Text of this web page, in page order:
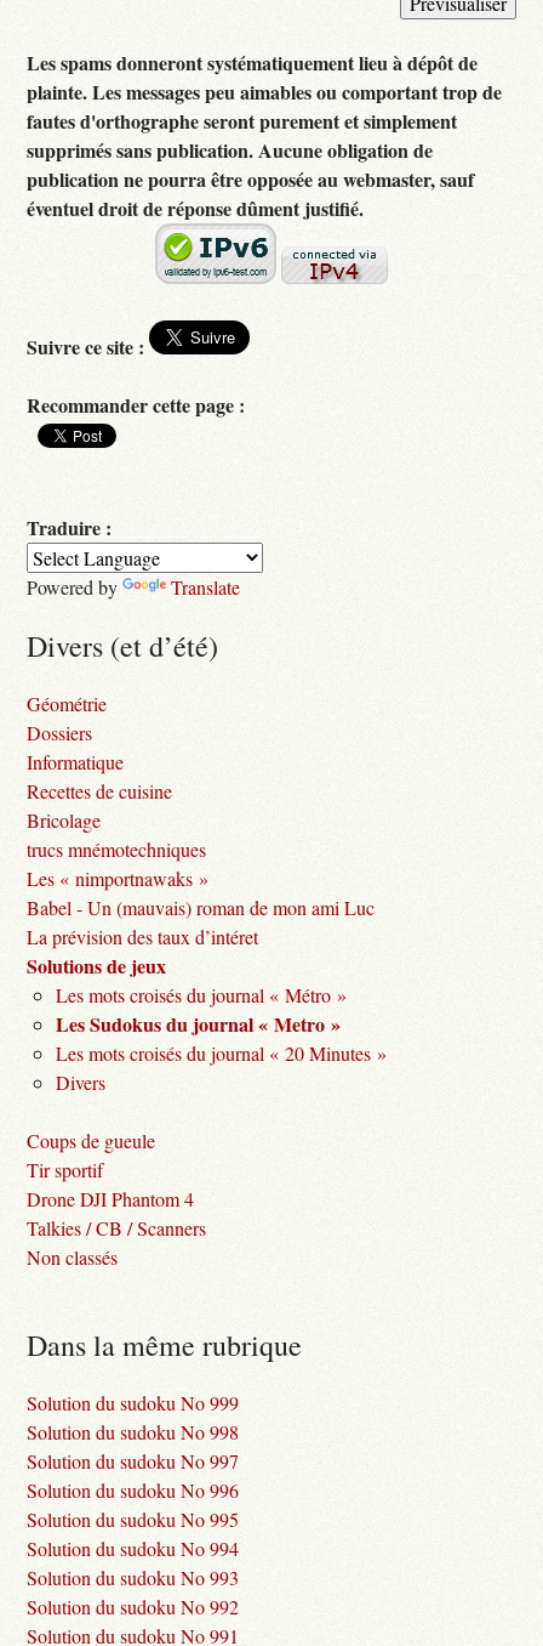
Les spams donneront systématiquement lieu à dépôt de
plainte. Les messages peu aimables ou comportant trop de
fautes d'orthographe seront purement et simplement
supprimés sans publication. Aucune obligation de
publication ne pourra être opposée au webmaster, sauf
éventuel droit de réponse dûment justifié.
Suivre ce site :
Recommander cette page :
Traduire :
Powered by Translate
Divers (et d’été)
Géométrie
Dossiers
Informatique
Recettes de cuisine
Bricolage
trucs mnémotechniques
Les « nimportnawaks »
Babel - Un (mauvais) roman de mon ami Luc
La prévision des taux d’intéret
Solutions de jeux
Les mots croisés du journal « Métro »
Les Sudokus du journal « Metro »
Les mots croisés du journal « 20 Minutes »
Divers
Coups de gueule
Tir sportif
Drone DJI Phantom 4
Talkies / CB / Scanners
Non classés
Dans la même rubrique
Solution du sudoku No 999
Solution du sudoku No 998
Solution du sudoku No 997
Solution du sudoku No 996
Solution du sudoku No 995
Solution du sudoku No 994
Solution du sudoku No 993
Solution du sudoku No 992
Solution du sudoku No 991